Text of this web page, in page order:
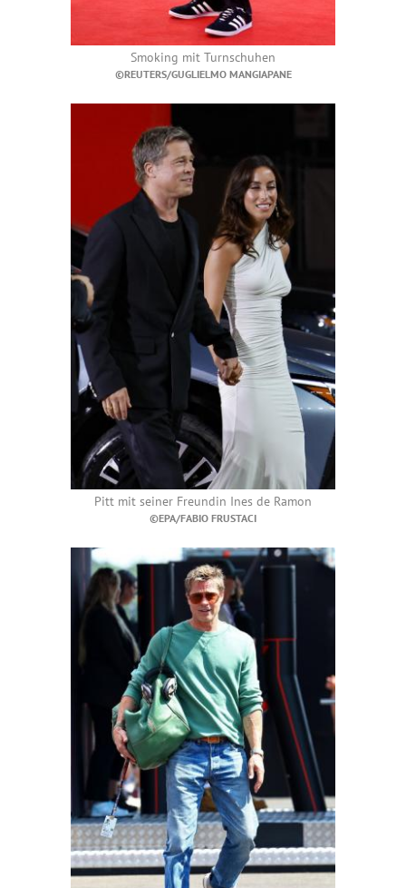
Smoking mit Turnschuhen
©REUTERS/GUGLIELMO MANGIAPANE
Pitt mit seiner Freundin Ines de Ramon
©EPA/FABIO FRUSTACI